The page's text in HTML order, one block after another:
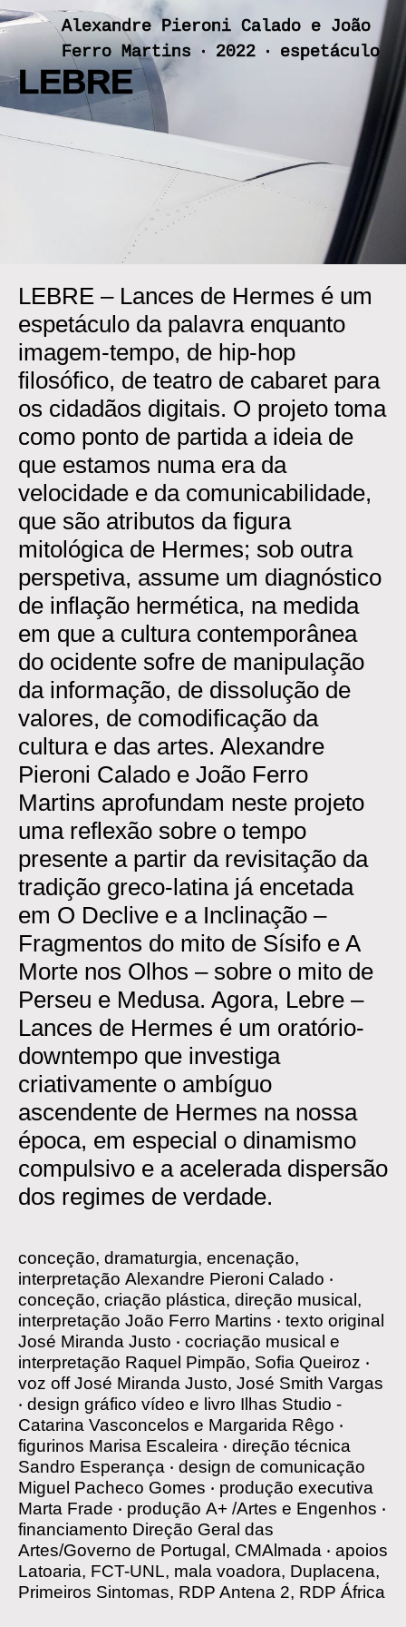
Skip
to
Alexandre Pieroni Calado e João
Ferro Martins ‧ 2022 ‧ espetáculo
LEBRE
LEBRE – Lances de Hermes é um
espetáculo da palavra enquanto
imagem-tempo, de hip-hop
filosófico, de teatro de cabaret para
os cidadãos digitais. O projeto toma
como ponto de partida a ideia de
que estamos numa era da
velocidade e da comunicabilidade,
que são atributos da figura
mitológica de Hermes; sob outra
perspetiva, assume um diagnóstico
de inflação hermética, na medida
em que a cultura contemporânea
do ocidente sofre de manipulação
da informação, de dissolução de
valores, de comodificação da
cultura e das artes. Alexandre
Pieroni Calado e João Ferro
Martins aprofundam neste projeto
uma reflexão sobre o tempo
presente a partir da revisitação da
tradição greco-latina já encetada
em O Declive e a Inclinação –
Fragmentos do mito de Sísifo e A
Morte nos Olhos – sobre o mito de
Perseu e Medusa. Agora, Lebre –
Lances de Hermes é um oratório-
downtempo que investiga
criativamente o ambíguo
ascendente de Hermes na nossa
época, em especial o dinamismo
compulsivo e a acelerada dispersão
dos regimes de verdade.
conceção, dramaturgia, encenação,
interpretação Alexandre Pieroni Calado ‧
conceção, criação plástica, direção musical,
interpretação João Ferro Martins ‧ texto original
José Miranda Justo ‧ cocriação musical e
interpretação Raquel Pimpão, Sofia Queiroz ‧
voz offJosé Miranda Justo, José Smith Vargas
‧ design gráfico vídeo e livro Ilhas Studio -
Catarina Vasconcelos e Margarida Rêgo ‧
figurinos Marisa Escaleira ‧ direção técnica
Sandro Esperança ‧ design de comunicação
Miguel Pacheco Gomes ‧ produção executiva
Marta Frade ‧ produção A+ /Artes e Engenhos ‧
financiamento Direção Geral das
Artes/Governo de Portugal, CMAlmada ‧ apoios
Latoaria, FCT-UNL, mala voadora, Duplacena,
Primeiros Sintomas, RDP Antena 2, RDP África